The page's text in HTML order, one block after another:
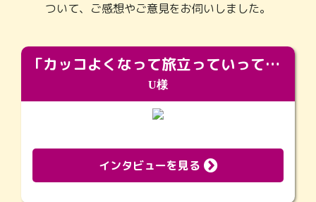
ついて、ご感想やご意見をお伺いしました。
「カッコよくなって旅立っていってくれました（笑）もっとカッコいいって言ってあげればよかったな」
U様
インタビューを見る